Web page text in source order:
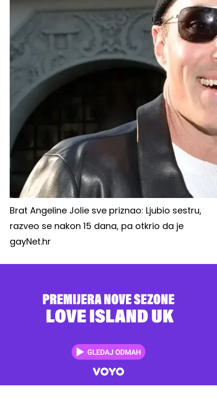
Brat Angeline Jolie sve priznao: Ljubio sestru,
razveo se nakon 15 dana, pa otkrio da je
gayNet.hr